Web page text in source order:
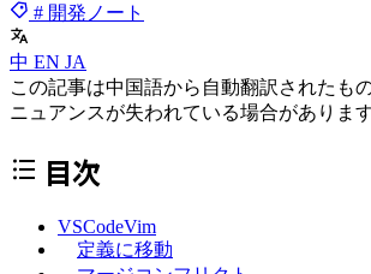
# 開発ノート
中 EN JA
この記事は中国語から自動翻訳されたも
ニュアンスが失われている場合があります
目次
VSCodeVim
定義に移動